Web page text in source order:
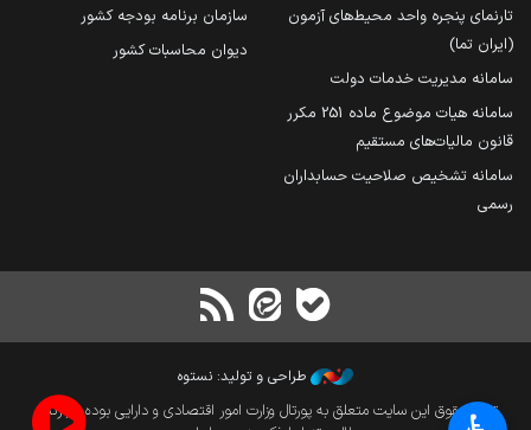
تارنمای پنجره واحد محیط‌های آزمون
(ایران تما)
سامانه مدیریت خدمات دولت
سامانه هیات موضوع ماده 251 مکرر
قانون مالیات‌های مستقیم
سامانه تشخیص صلاحیت حسابداران
رسمی
سازمان برنامه بودجه کشور
دیوان محاسبات کشور
طراحی و تولید: نستوه
تمام حقوق این سایت متعلق به پورتال وزارت امور اقتصادی و دارایی بوده و بازنشر